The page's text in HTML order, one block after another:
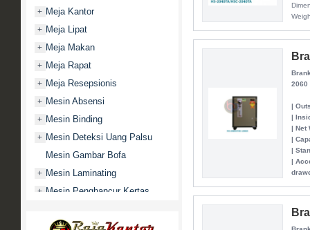
+ Meja Kantor
+ Meja Lipat
+ Meja Makan
+ Meja Rapat
+ Meja Resepsionis
+ Mesin Absensi
+ Mesin Binding
+ Mesin Deteksi Uang Palsu
Mesin Gambar Bofa
+ Mesin Laminating
+ Mesin Penghancur Kertas
Mobile File / Roll O Pack
|
|
| Net
|
|
|